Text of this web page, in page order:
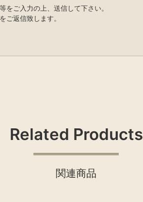
をご入力の上、送信して下さい。
ご返信致します。
Related Products
関連商品